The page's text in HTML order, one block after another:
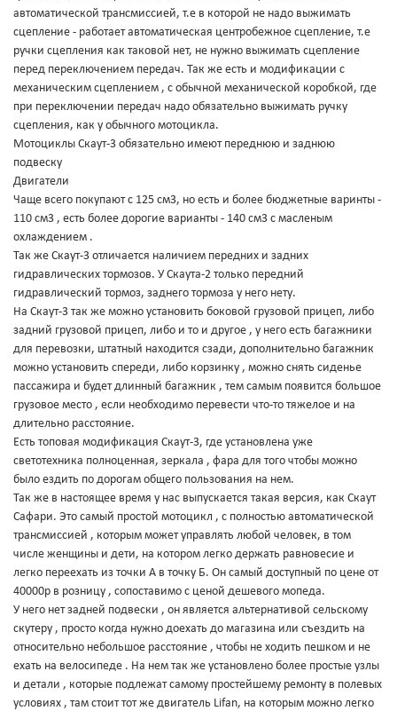
автоматической трансмиссией, т.е в которой не надо выжимать
сцепление - работает автоматическая центробежное сцепление, т.е
ручки сцепления как таковой нет, не нужно выжимать сцепление
перед переключением передач. Так же есть и модификации с
механическим сцеплением , с обычной механической коробкой, где
при переключении передач надо обязательно выжимать ручку
сцепления, как у обычного мотоцикла.
Мотоциклы Скаут-3 обязательно имеют переднюю и заднюю
подвеску
Двигатели
Чаще всего покупают с 125 см3, но есть и более бюджетные варинты -
110 см3 , есть более дорогие варианты - 140 см3 с масленым
охлаждением .
Так же Скаут-3 отличается наличием передних и задних
гидравлических тормозов. У Скаута-2 только передний
гидравлический тормоз, заднего тормоза у него нету.
На Скаут-3 так же можно установить боковой грузовой прицеп, либо
задний грузовой прицеп, либо и то и другое , у него есть багажники
для перевозки, штатный находится сзади, дополнительно багажник
можно установить спереди, либо корзинку , можно снять сиденье
пассажира и будет длинный багажник , тем самым появится большое
грузовое место , если необходимо перевести что-то тяжелое и на
длительно расстояние.
Есть топовая модификация Скаут-3, где установлена уже
светотехника полноценная, зеркала , фара для того чтобы можно
было ездить по дорогам общего пользования на нем.
Так же в настоящее время у нас выпускается такая версия, как Скаут
Сафари. Это самый простой мотоцикл , с полностью автоматической
трансмиссией , которым может управлять любой человек, в том
числе женщины и дети, на котором легко держать равновесие и
легко переехать из точки А в точку Б. Он самый доступный по цене от
40000р в розницу , сопоставимо с ценой дешевого мопеда.
У него нет задней подвески , он является альтернативой сельскому
скутеру , просто когда нужно доехать до магазина или съездить на
относительно небольшое расстояние , чтобы не ходить пешком и не
ехать на велосипеде . На нем так же установлено более простые узлы
и детали , которые подлежат самому простейшему ремонту в полевых
условиях , там стоит тот же двигатель Lifan, на которым можно легко